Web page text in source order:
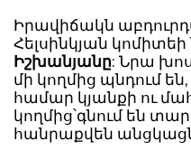
Իրավիճակն
Հելսինկյան
Իշխանյանը: Նրա
մի կողմից պնդում
համար կյանքի ու
կողմից՝գնում են
հանրաքվեն